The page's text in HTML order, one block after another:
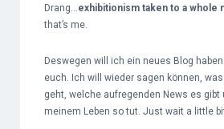
Drang…exhibitionism taken to a whole
that’s me.
Deswegen will ich ein neues Blog
euch. Ich will wieder sagen können,
geht, welche aufregenden News es gibt
meinem Leben so tut. Just wait a little